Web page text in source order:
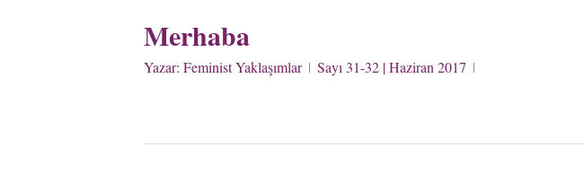
Merhaba
Yazar:Feminist Yaklaşımlar Sayı 31-32 | Haziran 2017